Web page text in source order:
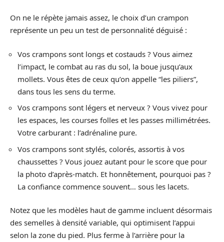
On ne le répète jamais assez, le choix d’un crampon
représente un peu un test de personnalité déguisé :
Vos crampons sont longs et costauds ? Vous aimez
l’impact, le combat au ras du sol, la boue jusqu’aux
mollets. Vous êtes de ceux qu’on appelle “les piliers”,
dans tous les sens du terme.
Vos crampons sont légers et nerveux ? Vous vivez pour
les espaces, les courses folles et les passes millimétrées.
Votre carburant : l’adrénaline pure.
Vos crampons sont stylés, colorés, assortis à vos
chaussettes ? Vous jouez autant pour le score que pour
la photo d’après-match. Et honnêtement, pourquoi pas ?
La confiance commence souvent… sous les lacets.
Notez que les modèles haut de gamme incluent désormais
des semelles à densité variable, qui optimisent l’appui
selon la zone du pied. Plus ferme à l’arrière pour la